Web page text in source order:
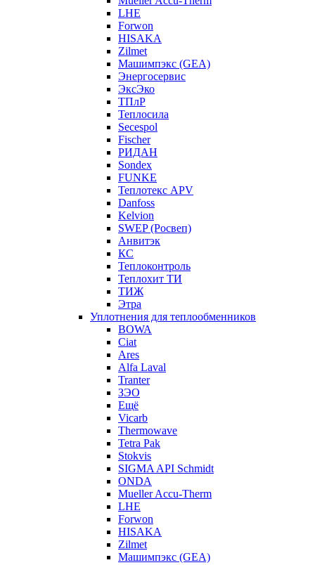
LHE
Forwon
HISAKA
Zilmet
Машимпэкс (GEA)
Энергосервис
ЭксЭко
ТПлР
Теплосила
Secespol
Fischer
РИДАН
Sondex
FUNKE
Теплотекс APV
Danfoss
Kelvion
SWEP (Росвеп)
Анвитэк
КС
Теплоконтроль
Теплохит ТИ
ТИЖ
Этра
Уплотнения для теплообменников
BOWA
Ciat
Ares
Alfa Laval
Tranter
ЗЭО
Ещё
Vicarb
Thermowave
Tetra Pak
Stokvis
SIGMA API Schmidt
ONDA
Mueller Accu-Therm
LHE
Forwon
HISAKA
Zilmet
Машимпэкс (GEA)